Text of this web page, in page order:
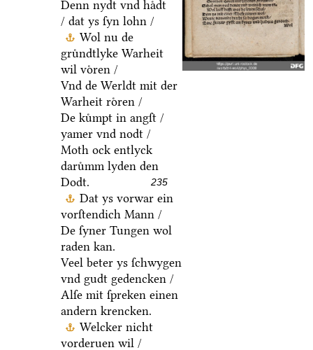
Denn nydt vnd haͤdt
/ dat ys ſyn lohn /
Wol nu de
gruͤndtlyke Warheit
wil voͤren /
Vnd de Werldt mit der
Warheit roͤren /
De kuͤmpt in angſt /
yamer vnd nodt /
Moth ock entlyck
daruͤmm lyden den
Dodt.
235
Dat ys vorwar ein
vorſtendich Mann /
De ſyner Tungen wol
raden kan.
Veel beter ys ſchwygen
vnd gudt gedencken /
Alſe mit ſpreken einen
andern krencken.
Welcker nicht
vorderuen wil /